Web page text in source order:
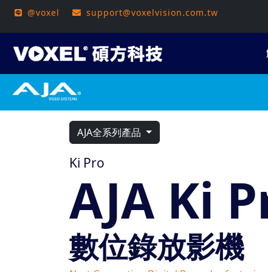
@voxel support@voxelvision.com.tw
AJA全系列產品
Ki Pro
AJA Ki
數位錄放影機